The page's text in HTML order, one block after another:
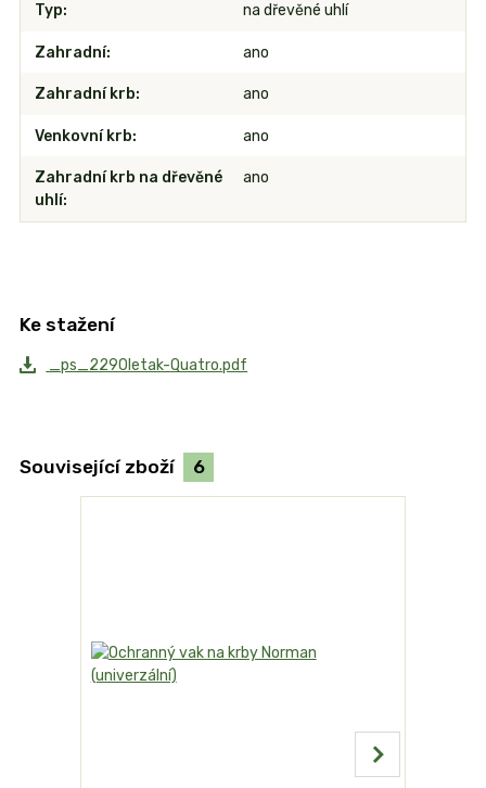
Typ na dřevěné uhlí
Zahradní ano
Zahradní krb ano
Venkovní krb ano
Zahradní krb na dřevěné
uhlí
ano
Ke stažení
_ps_2290letak-Quatro.pdf
Související zboží 6